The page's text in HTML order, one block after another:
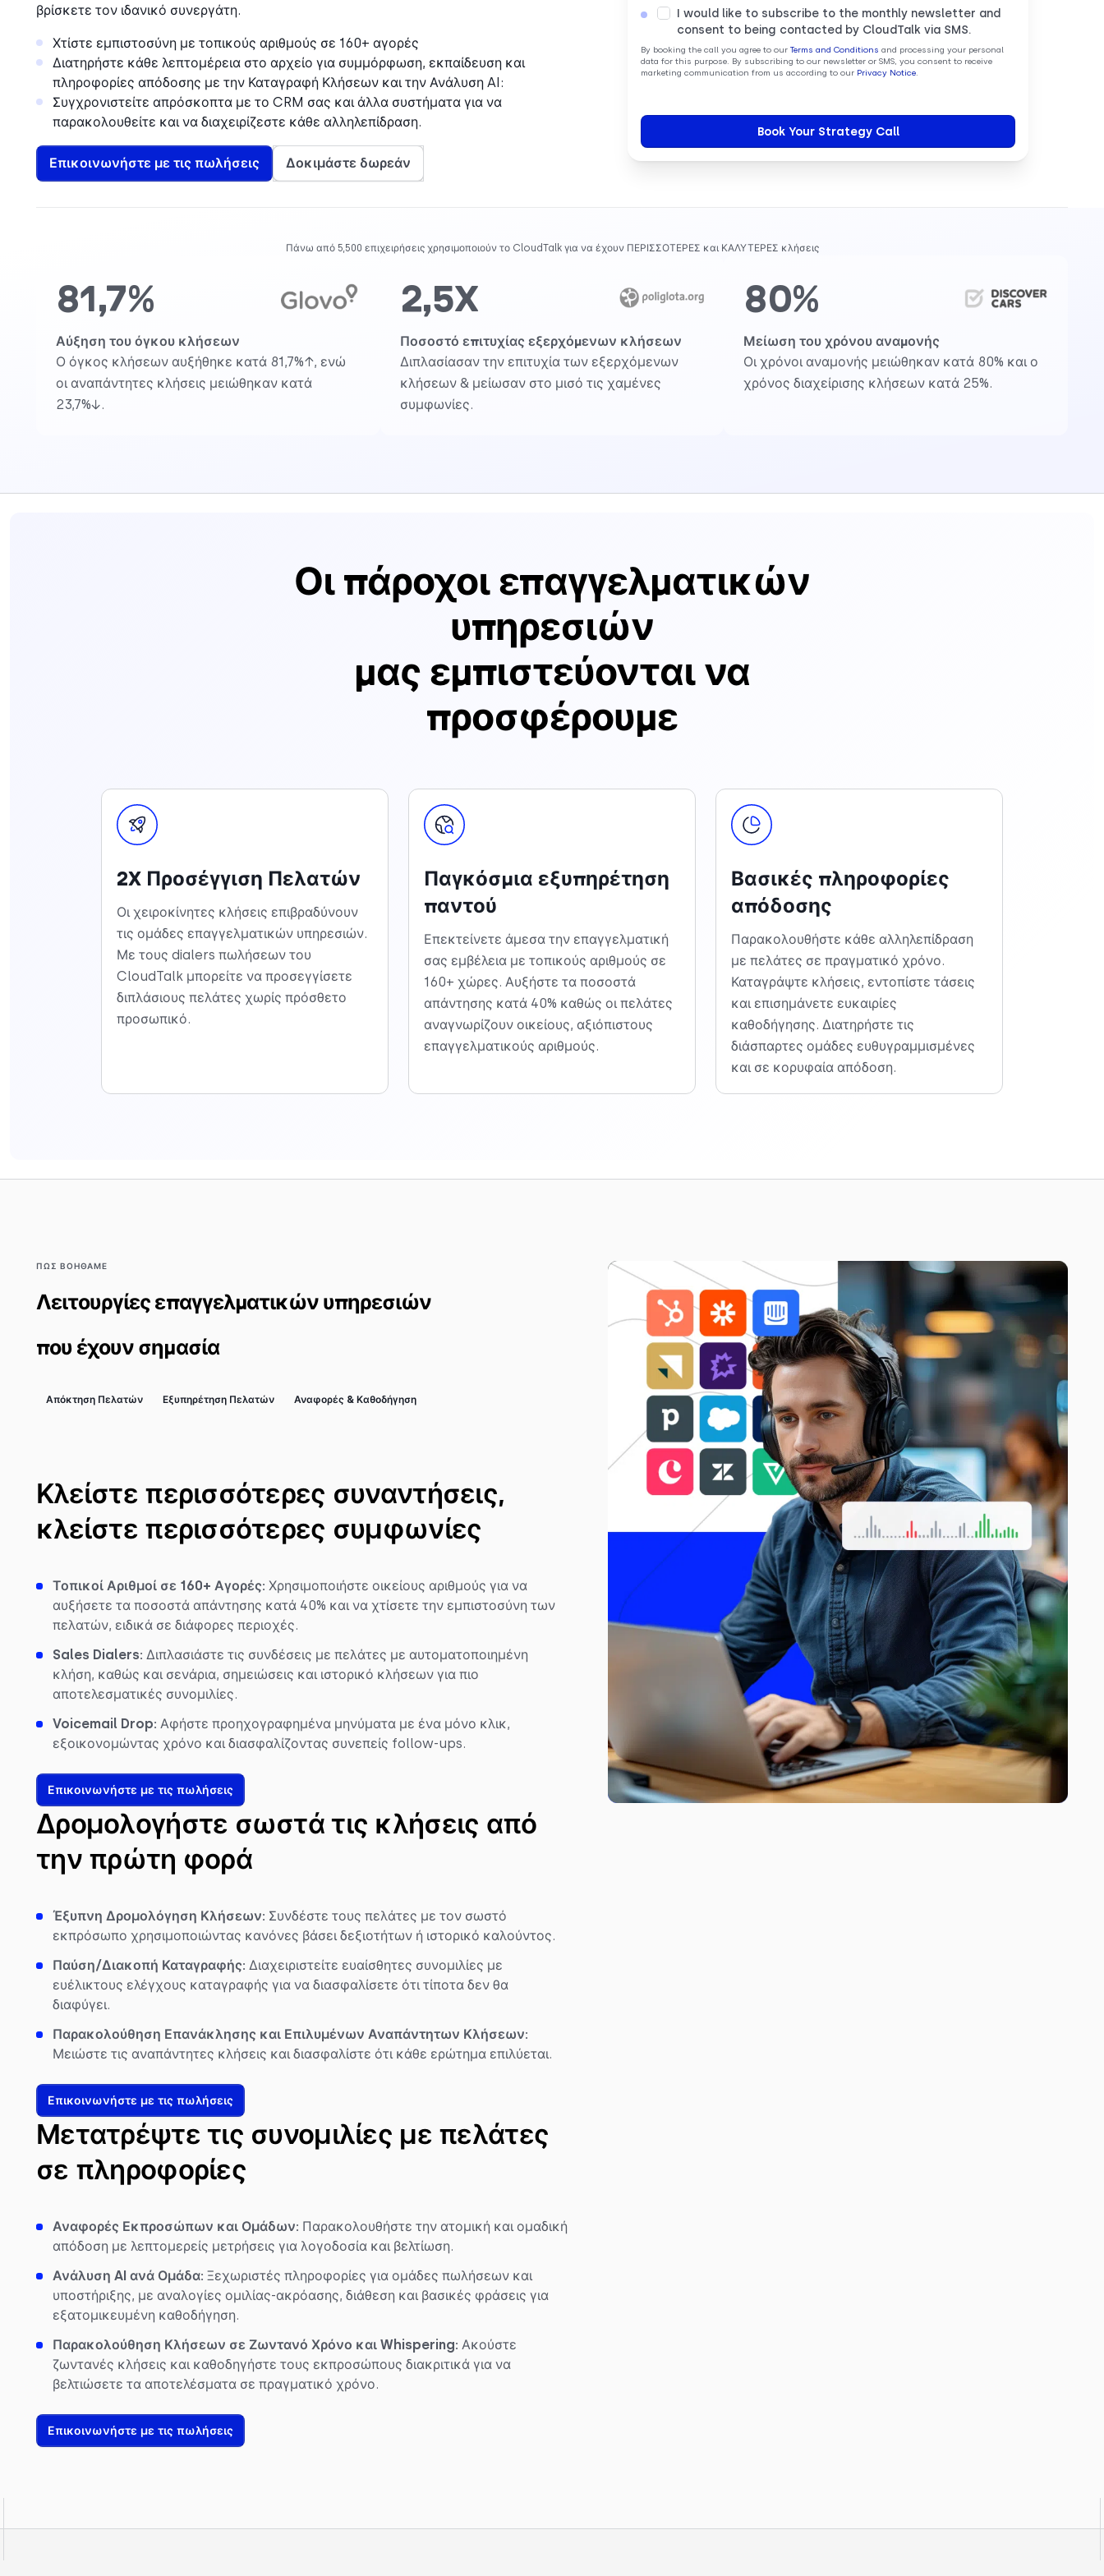
βρίσκετε τον ιδανικό συνεργάτη.
Χτίστε εμπιστοσύνη με τοπικούς αριθμούς σε 160+ αγορές
Διατηρήστε κάθε λεπτομέρεια στο αρχείο για συμμόρφωση, εκπαίδευση και
πληροφορίες απόδοσης με την Καταγραφή Κλήσεων και την Ανάλυση AI:
Συγχρονιστείτε απρόσκοπτα με το CRM σας και άλλα συστήματα για να
παρακολουθείτε και να διαχειρίζεστε κάθε αλληλεπίδραση.
Επικοινωνήστε με τις πωλήσεις Δοκιμάστε δωρεάν
I would like to subscribe to the monthly newsletter and
consent to being contacted by CloudTalk via SMS.
By booking the call you agree to our Terms and Conditions and processing your personal
data for this purpose. By subscribing to our newsletter or SMS, you consent to receive
marketing communication from us according to our Privacy Notice
Πάνω από 5,500 επιχειρήσεις χρησιμοποιούν το CloudTalk για να έχουν ΠΕΡΙΣΣΟΤΕΡΕΣ και ΚΑΛΥΤΕΡΕΣ κλήσεις
81,7%
Αύξηση του όγκου κλήσεων
Ο όγκος κλήσεων αυξήθηκε κατά 81,7%↑, ενώ
οι αναπάντητες κλήσεις μειώθηκαν κατά
23,7%↓.
2,5X
Ποσοστό επιτυχίας εξερχόμενων κλήσεων
Διπλασίασαν την επιτυχία των εξερχόμενων
κλήσεων & μείωσαν στο μισό τις χαμένες
συμφωνίες.
80%
Μείωση του χρόνου αναμονής
Οι χρόνοι αναμονής μειώθηκαν κατά 80% και ο
χρόνος διαχείρισης κλήσεων κατά 25%.
Οι πάροχοι επαγγελματικών
υπηρεσιών
μας εμπιστεύονται να
προσφέρουμε
2X Προσέγγιση Πελατών
Οι χειροκίνητες κλήσεις επιβραδύνουν
τις ομάδες επαγγελματικών υπηρεσιών.
Με τους dialers πωλήσεων του
CloudTalk μπορείτε να προσεγγίσετε
διπλάσιους πελάτες χωρίς πρόσθετο
προσωπικό.
Παγκόσμια εξυπηρέτηση
παντού
Επεκτείνετε άμεσα την επαγγελματική
σας εμβέλεια με τοπικούς αριθμούς σε
160+ χώρες. Αυξήστε τα ποσοστά
απάντησης κατά 40% καθώς οι πελάτες
αναγνωρίζουν οικείους, αξιόπιστους
επαγγελματικούς αριθμούς.
Βασικές πληροφορίες
απόδοσης
Παρακολουθήστε κάθε αλληλεπίδραση
με πελάτες σε πραγματικό χρόνο.
Καταγράψτε κλήσεις, εντοπίστε τάσεις
και επισημάνετε ευκαιρίες
καθοδήγησης. Διατηρήστε τις
διάσπαρτες ομάδες ευθυγραμμισμένες
και σε κορυφαία απόδοση.
ΠΩΣ ΒΟΗΘΑΜΕ
Λειτουργίες επαγγελματικών υπηρεσιών
που έχουν σημασία
Απόκτηση Πελατών Εξυπηρέτηση Πελατών Αναφορές & Καθοδήγηση
Κλείστε περισσότερες συναντήσεις,
κλείστε περισσότερες συμφωνίες
Τοπικοί Αριθμοί σε 160+ Αγορές: Χρησιμοποιήστε οικείους αριθμούς για να
αυξήσετε τα ποσοστά απάντησης κατά 40% και να χτίσετε την εμπιστοσύνη των
πελατών, ειδικά σε διάφορες περιοχές.
Sales Dialers: Διπλασιάστε τις συνδέσεις με πελάτες με αυτοματοποιημένη
κλήση, καθώς και σενάρια, σημειώσεις και ιστορικό κλήσεων για πιο
αποτελεσματικές συνομιλίες.
Voicemail Drop: Αφήστε προηχογραφημένα μηνύματα με ένα μόνο κλικ,
εξοικονομώντας χρόνο και διασφαλίζοντας συνεπείς follow-ups.
Επικοινωνήστε με τις πωλήσεις
Δρομολογήστε σωστά τις κλήσεις από
την πρώτη φορά
Έξυπνη Δρομολόγηση Κλήσεων: Συνδέστε τους πελάτες με τον σωστό
εκπρόσωπο χρησιμοποιώντας κανόνες βάσει δεξιοτήτων ή ιστορικό καλούντος.
Παύση/Διακοπή Καταγραφής: Διαχειριστείτε ευαίσθητες συνομιλίες με
ευέλικτους ελέγχους καταγραφής για να διασφαλίσετε ότι τίποτα δεν θα
διαφύγει.
Παρακολούθηση Επανάκλησης και Επιλυμένων Αναπάντητων Κλήσεων:
Μειώστε τις αναπάντητες κλήσεις και διασφαλίστε ότι κάθε ερώτημα επιλύεται.
Επικοινωνήστε με τις πωλήσεις
Μετατρέψτε τις συνομιλίες με πελάτες
σε πληροφορίες
Αναφορές Εκπροσώπων και Ομάδων: Παρακολουθήστε την ατομική και ομαδική
απόδοση με λεπτομερείς μετρήσεις για λογοδοσία και βελτίωση.
Ανάλυση AI ανά Ομάδα: Ξεχωριστές πληροφορίες για ομάδες πωλήσεων και
υποστήριξης, με αναλογίες ομιλίας-ακρόασης, διάθεση και βασικές φράσεις για
εξατομικευμένη καθοδήγηση.
Παρακολούθηση Κλήσεων σε Ζωντανό Χρόνο και Whispering: Ακούστε
ζωντανές κλήσεις και καθοδηγήστε τους εκπροσώπους διακριτικά για να
βελτιώσετε τα αποτελέσματα σε πραγματικό χρόνο.
Επικοινωνήστε με τις πωλήσεις